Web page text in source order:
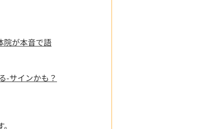
が本音で語
-サインかも？